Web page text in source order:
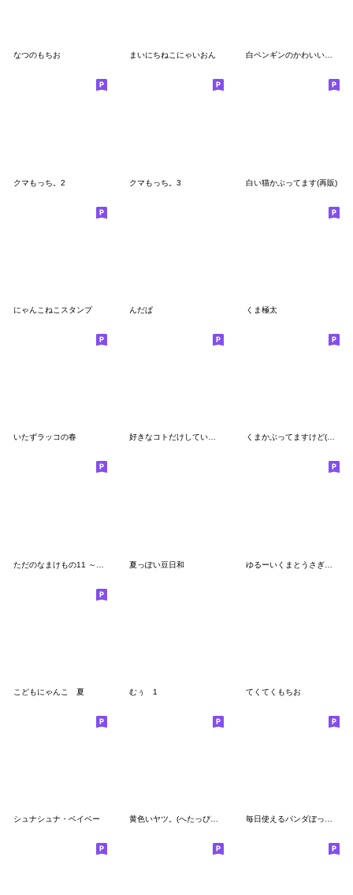
なつのもちお まいにちねこにゃいおん 白ペンギンのかわいい幸せスタンプ②
クマもっち。2 クマもっち。3 白い猫かぶってます(再販)
にゃんこねこスタンプ んだぱ くま極太
いたずラッコの春 好きなコトだけしていたいねこ わがまま くまかぶってますけど(再販)
夏っぽい豆日和 ゆるーいくまとうさぎ時々ひよこ。vol.1
こどもにゃんこ 夏 むぅ 1 てくてくもちお
シュナシュナ・ベイベー 黄色いヤツ。(へたっぴ落書き) 毎日使えるパンダぼっち。